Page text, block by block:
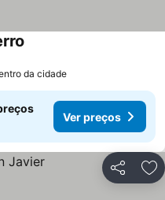
da cidade
Ver preços
Partilhar